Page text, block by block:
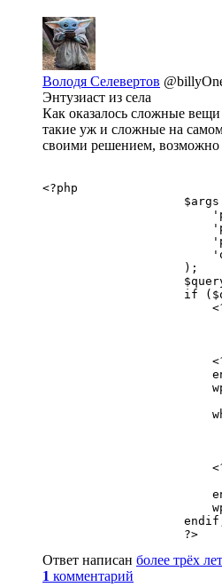
Володя Селевертов
Энтузиаст из села
Как оказалось сложные
такие уж и сложные на
своими решением, возможно
<?php
$args
                    );
if
                    ?>
Ответ написан более трёх
1 комментарий